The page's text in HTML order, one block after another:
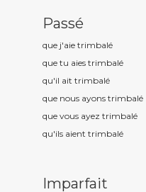
Passé
que j'aie trimbalé
que tu aies trimbalé
qu'il ait trimbalé
que nous ayons trimbalé
que vous ayez trimbalé
qu'ils aient trimbalé
Imparfait